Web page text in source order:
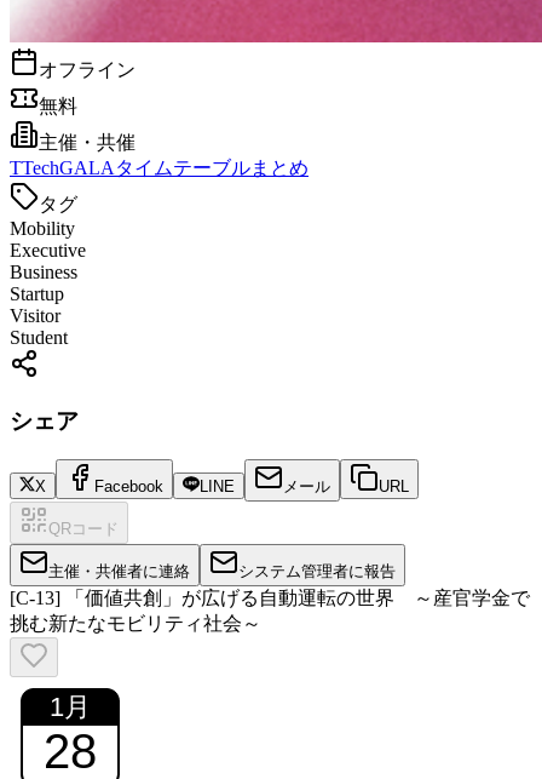
オフライン
無料
主催・共催
TTechGALAタイムテーブルまとめ
タグ
Mobility
Executive
Business
Startup
Visitor
Student
シェア
X Facebook LINE メール URL
QRコード
主催・共催者に連絡 システム管理者に報告
[C-13] 「価値共創」が広げる自動運転の世界 ～産官学金で
挑む新たなモビリティ社会～
1月
28